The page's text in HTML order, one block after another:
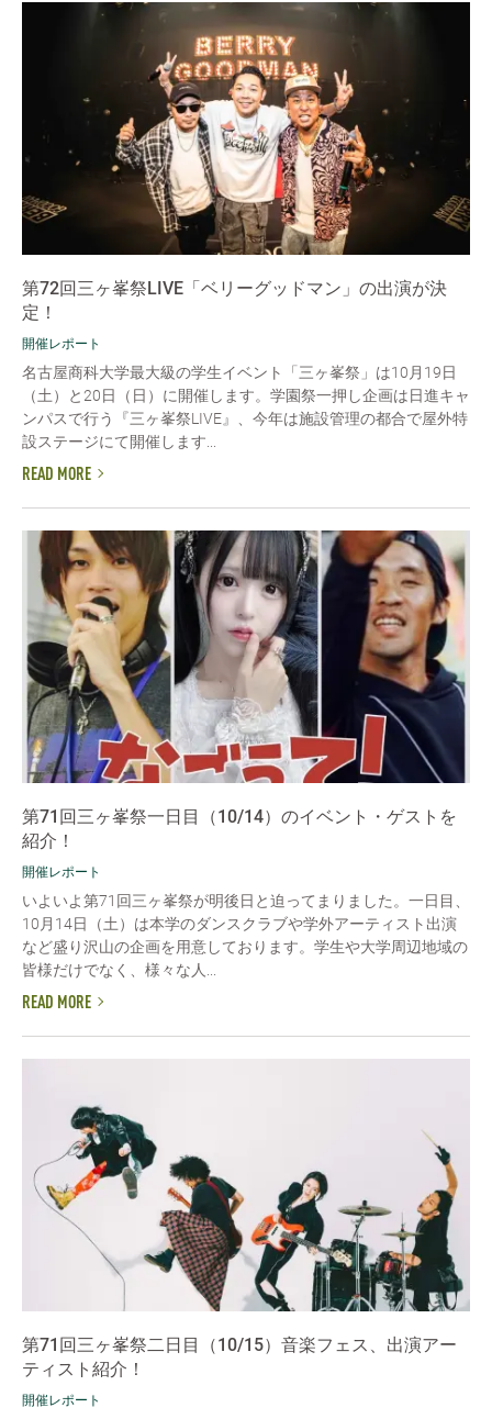
第72回三ヶ峯祭LIVE「ベリーグッドマン」の出演が決
定！
開催レポート
名古屋商科大学最大級の学生イベント「三ヶ峯祭」は10月19日
（土）と20日（日）に開催します。学園祭一押し企画は日進キャ
ンパスで行う『三ヶ峯祭LIVE』、今年は施設管理の都合で屋外特
設ステージにて開催します...
READ MORE
第71回三ヶ峯祭一日目（10/14）のイベント・ゲストを
紹介！
開催レポート
いよいよ第71回三ヶ峯祭が明後日と迫ってまりました。一日目、
10月14日（土）は本学のダンスクラブや学外アーティスト出演
など盛り沢山の企画を用意しております。学生や大学周辺地域の
皆様だけでなく、様々な人...
READ MORE
第71回三ヶ峯祭二日目（10/15）音楽フェス、出演アー
ティスト紹介！
開催レポート